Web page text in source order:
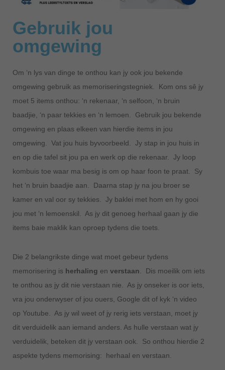
Gebruik jou
omgewing
Om ‘n lys van dinge te onthou kan jy ook jou bekende
omgewing gebruik as memoriseringstegniek. Kom ons sê jy
moet 5 items onthou: ‘n rekenaar, ‘n selfoon, ‘n bruin
baadjie, ‘n paar tekkies en ‘n lemoen. Gebruik jou bekende
omgewing en plaas elkeen van hierdie items in jou
omgewing. Vat jou huis byvoorbeeld. Jy stap in jou huis in
en op die tafel sit jou pa en werk op die rekenaar. Jy loop
kombuis toe waar ma besig is om op haar foon te praat. Sy
het ‘n bruin baadjie aan. Daarna stap jy na jou broer se
kamer en val oor sy tekkies. Jy baklei met hom en hy gooi
jou met ‘n lemoenskil. As jy dit genoeg herhaal gaan jy die
items baie maklik kan oproep tydens die toets.
Die 2 belangrikste dinge wat moet gebeur tydens
memorisering is herhaling en verstaan . Dis moeilik om iets
te onthou as jy dit nie verstaan nie. As jy onseker is oor iets,
vra jou onderwyser of jou ouers, Google dit of kyk ‘n video
op Youtube. As jy wil weet of jy rerig iets verstaan, moet jy
dit verduidelik aan iemand anders. As hulle verstaan wat jy
verduidelik, beteken dit jy verstaan ook. So onthou hierdie 2
aspekte tydens memorising: herhaal en verstaan.